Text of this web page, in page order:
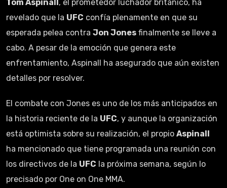
Tom Aspinall, el prometedor luchador británico, ha
revelado que la UFC confía plenamente en que su
esperada pelea contra Jon Jones finalmente se lleve a
cabo. A pesar de la emoción que genera este
enfrentamiento, Aspinall ha asegurado que aún existen
detalles por resolver.
El combate con Jones es uno de los más anticipados en
la historia reciente de la UFC, y aunque la organización
está optimista sobre su realización, el propio Aspinall
ha mencionado que tiene programada una reunión con
los directivos de la UFC la próxima semana, según lo
precisado por One on One MMA.